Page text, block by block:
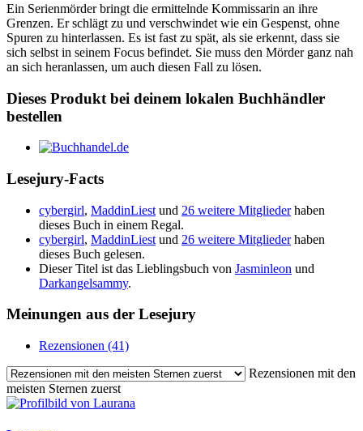
Ein Serienmörder bringt die ermittelnde Kommissarin an ihre
Grenzen. Er schlägt zu und verschwindet wie ein Gespenst, ohne
Spuren zu hinterlassen. Es ist fast zu spät, als sie erkennt, dass sie
sich selbst in seinem Focus befindet. Sie muss den Mörder ganz nah
an sich heranlassen, um auch diesen Fall zu lösen.
Dieses Produkt bei deinem lokalen Buchhändler
bestellen
Lesejury-Facts
cybergirl, MaddinLiest und 26 weitere Mitgliederhaben
dieses Buch in einem Regal.
cybergirl, MaddinLiest und 26 weitere Mitgliederhaben
dieses Buch gelesen.
Dieser Titel ist das Lieblingsbuch von Jasminleon und
Darkangelsammy.
Meinungen aus der Lesejury
Rezensionen (41)
Rezensionen mit den
meisten Sternen zuerst